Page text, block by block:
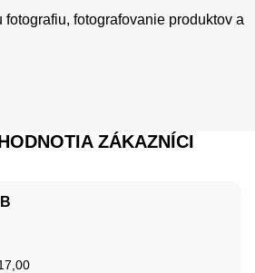
fotografiu, fotografovanie produktov a
ZÁKAZNÍCI